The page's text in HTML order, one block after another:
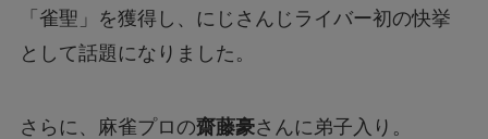
「雀聖」を獲得し、にじさんじライバー初の快挙
として話題になりました。
さらに、麻雀プロの齋藤豪さんに弟子入り。